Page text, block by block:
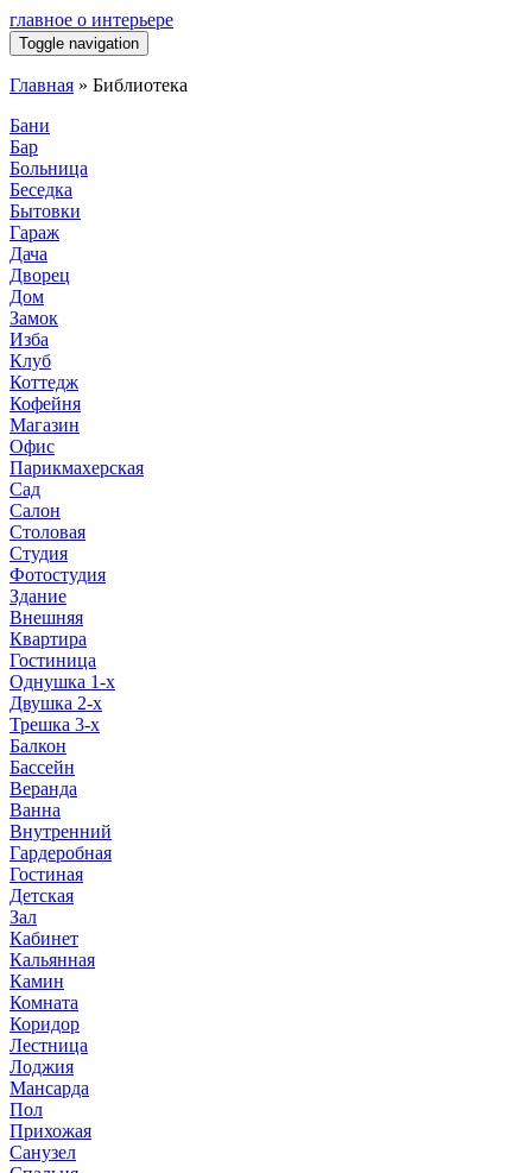
главное о интерьере
Toggle navigation
Главная » Библиотека
Бани
Бар
Больница
Беседка
Бытовки
Гараж
Дача
Дворец
Дом
Замок
Изба
Клуб
Коттедж
Кофейня
Магазин
Офис
Парикмахерская
Сад
Салон
Столовая
Студия
Фотостудия
Здание
Внешняя
Квартира
Гостиница
Однушка 1-х
Двушка 2-х
Трешка 3-х
Балкон
Бассейн
Веранда
Ванна
Внутренний
Гардеробная
Гостиная
Детская
Зал
Кабинет
Кальянная
Камин
Комната
Коридор
Лестница
Лоджия
Мансарда
Пол
Прихожая
Санузел